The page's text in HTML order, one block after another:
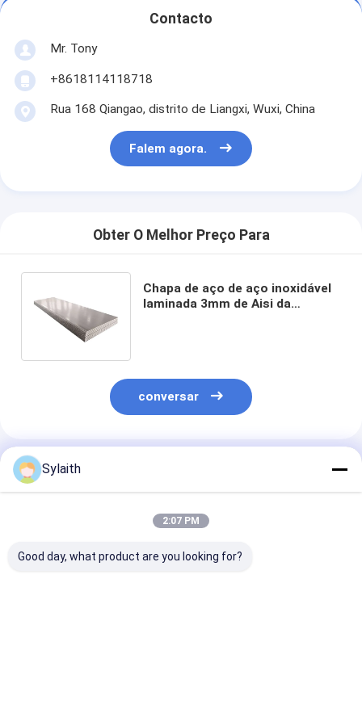
Contacto
Mr. Tony
+8618114118718
Rua 168 Qiangao, distrito de Liangxi, Wuxi, China
Falem agora.
Obter O Melhor Preço Para
Chapa de aço de aço inoxidável
laminada 3mm de Aisi da
conversar
Produtos Recomendados
Sylaith
2:07 PM
Good day, what product are you looking for?